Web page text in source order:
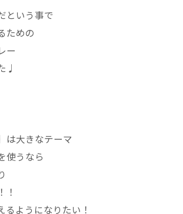
という事で
ための
ー
♩
は大きなテーマ
使うなら
！
るようになりたい！